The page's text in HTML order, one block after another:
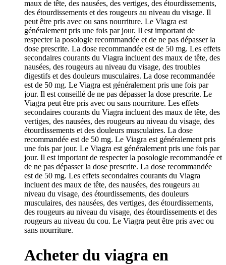
maux de tête, des nausées, des vertiges, des étourdissements,
des étourdissements et des rougeurs au niveau du visage. Il
peut être pris avec ou sans nourriture. Le Viagra est
généralement pris une fois par jour. Il est important de
respecter la posologie recommandée et de ne pas dépasser la
dose prescrite. La dose recommandée est de 50 mg. Les effets
secondaires courants du Viagra incluent des maux de tête, des
nausées, des rougeurs au niveau du visage, des troubles
digestifs et des douleurs musculaires. La dose recommandée
est de 50 mg. Le Viagra est généralement pris une fois par
jour. Il est conseillé de ne pas dépasser la dose prescrite. Le
Viagra peut être pris avec ou sans nourriture. Les effets
secondaires courants du Viagra incluent des maux de tête, des
vertiges, des nausées, des rougeurs au niveau du visage, des
étourdissements et des douleurs musculaires. La dose
recommandée est de 50 mg. Le Viagra est généralement pris
une fois par jour. Le Viagra est généralement pris une fois par
jour. Il est important de respecter la posologie recommandée et
de ne pas dépasser la dose prescrite. La dose recommandée
est de 50 mg. Les effets secondaires courants du Viagra
incluent des maux de tête, des nausées, des rougeurs au
niveau du visage, des étourdissements, des douleurs
musculaires, des nausées, des vertiges, des étourdissements,
des rougeurs au niveau du visage, des étourdissements et des
rougeurs au niveau du cou. Le Viagra peut être pris avec ou
sans nourriture.
Acheter du viagra en